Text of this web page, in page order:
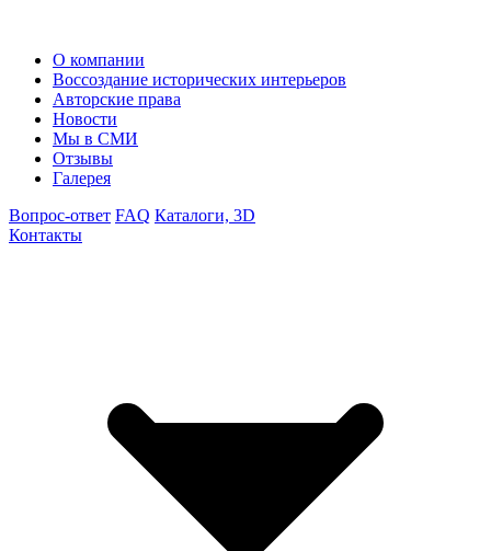
О компании
Воссоздание исторических интерьеров
Авторские права
Новости
Мы в СМИ
Отзывы
Галерея
Вопрос-ответ FAQ Каталоги, 3D
Контакты